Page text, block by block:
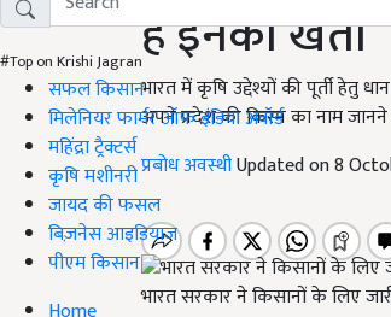
#Top on Krishi Jagran
सफल किसान
मिलेनियर फार्मर ऑफ इंडिया अवॉर्ड
महिंद्रा ट्रैक्टर्स
कृषि मशीनरी
जायद की फसल
बिज़नेस आइडियाज
पीएम किसान
हैं इनकी खेती
भारत में कृषि उद्देश्यों की पूर्ती हेतु
अपने प्रदेश की किस्म का नाम
प्रबोध अवस्थीUpdated on 8
भारत सरकार ने किसानों के लिए